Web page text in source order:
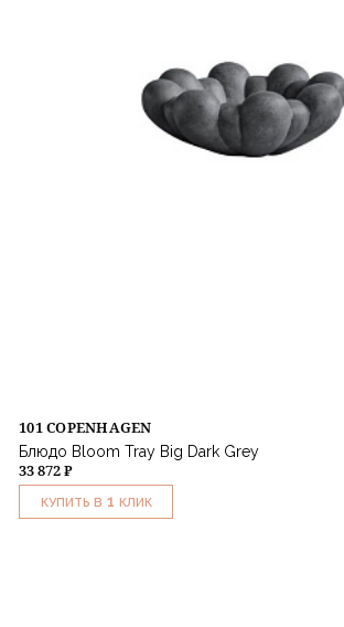
101 COPENHAGEN
Блюдо Bloom Tray Big Dark Grey
33 872 ₽
КУПИТЬ В 1 КЛИК